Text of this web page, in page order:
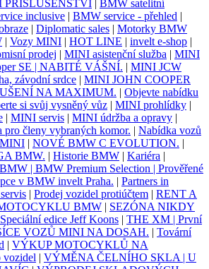
| BMW satelitní
inclusive | BMW service - přehled |
| Diplomatic sales | Motorky BMW
| Vozy MINI | HOT LINE | invelt e-shop |
prodej | MINI asistenční služba | MINI
SE | NABITÉ VÁŠNÍ. | MINI JCW
závodní srdce | MINI JOHN COOPER
NA MAXIMUM. | Objevte nabídku
si svůj vysněný vůz | MINI prohlídky |
| MINI servis | MINI údržba a opravy |
pro členy vybraných komor. | Nabídka vozů
| NOVÉ BMW C EVOLUTION. |
BMW. | Historie BMW | Kariéra |
| BMW Premium Selection | Prověřené
v BMW invelt Praha. | Partners in
| Prodej vozidel protiúčtem | RENT A
BMW | SEZÓNA NIKDY
edice Jeff Koons | THE XM | První
VOZŮ MINI NA DOSAH. | Tovární
| VÝKUP MOTOCYKLŮ NA
| VÝMĚNA ČELNÍHO SKLA | U